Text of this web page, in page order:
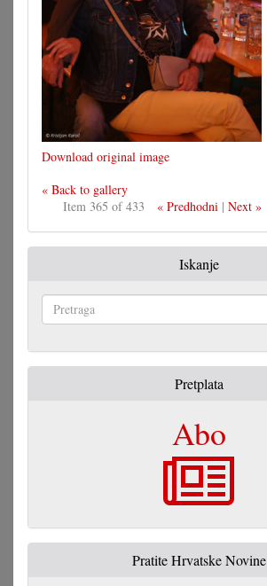
Download original image
« Back to gallery
Item 365 of 433
« Predhodni | Next »
Iskanje
Pretplata
Abo
Pratite Hrvatske Novine